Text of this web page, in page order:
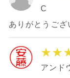
C
ありがとうござ
アンド